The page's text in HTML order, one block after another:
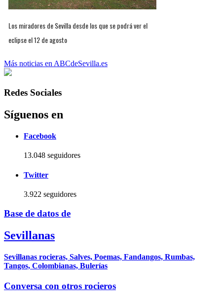
Los miradores de Sevilla desde los que se podrá ver el
eclipse el 12 de agosto
Más noticias en ABCdeSevilla.es
Redes Sociales
Síguenos en
Facebook
13.048 seguidores
Twitter
3.922 seguidores
Base de datos de
Sevillanas
Sevillanas rocieras, Salves, Poemas, Fandangos, Rumbas,
Tangos, Colombianas, Bulerías
Conversa con otros rocieros